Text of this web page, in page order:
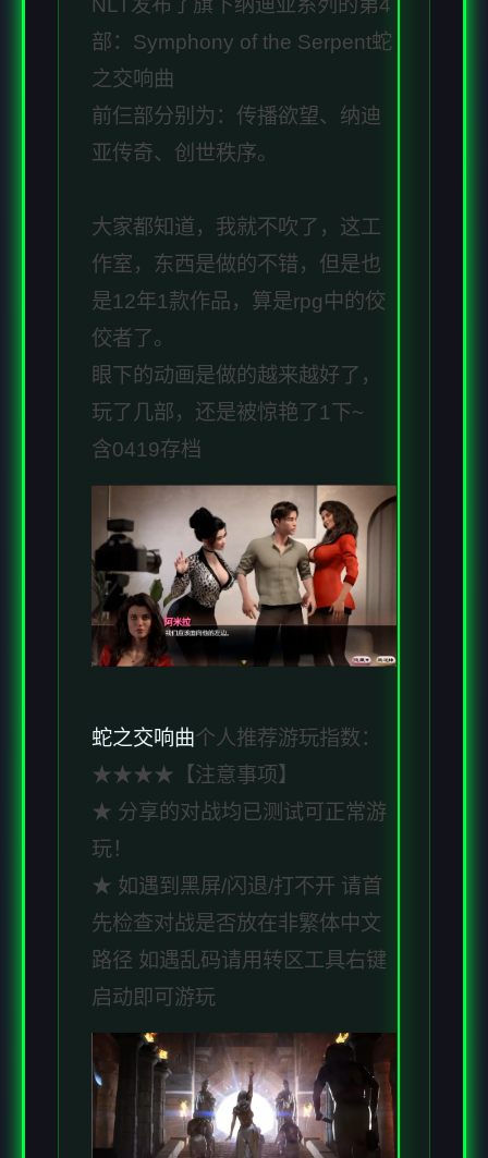
NLT发布了旗下纳迪亚系列的第4
部：Symphony of the Serpent蛇
之交响曲
前仨部分别为：传播欲望、纳迪
亚传奇、创世秩序。
大家都知道，我就不吹了，这工
作室，东西是做的不错，但是也
是12年1款作品，算是rpg中的佼
佼者了。
眼下的动画是做的越来越好了，
玩了几部，还是被惊艳了1下~
含0419存档
蛇之交响曲个人推荐游玩指数：
★★★★【注意事项】
★ 分享的对战均已测试可正常游
玩！
★ 如遇到黑屏/闪退/打不开 请首
先检查对战是否放在非繁体中文
路径 如遇乱码请用转区工具右键
启动即可游玩